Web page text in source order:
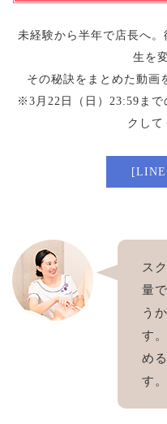
未経験から半年で店長へ
生を
その秘訣をまとめた動画
※3月22日（日）23:59まで
クして
[LINE
ス
量
う
す
め
す。